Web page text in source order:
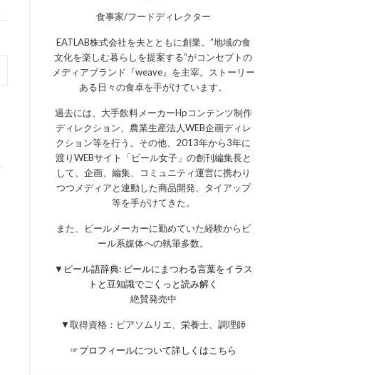
食事家/フードディレクター
EATLAB株式会社を夫とともに創業。”地域の食
文化を楽しむ暮らしを提案する”がコンセプトの
メディアブランド『weave』を主宰。ストーリー
ある日々の食卓を手がけています。
過去には、大手飲料メーカーHpコンテンツ制作
ディレクション、農業生産法人WEB企画ディレ
クション等を行う。その他、2013年から3年に
渡りWEBサイト「ビール女子」の創刊編集長と
して、企画、編集、コミュニティ運営に携わり
つつメディアと連動した商品開発、タイアップ
等を手がけてきた。
また、ビールメーカーに勤めていた経験からビ
ール系媒体への執筆多数。
▼ ビール語辞典: ビールにまつわる言葉をイラス
トと豆知識でごくっと読み解く
絶賛発売中
▼取得資格：ビアソムリエ、栄養士、調理師
☞プロフィールについて詳しくはこちら